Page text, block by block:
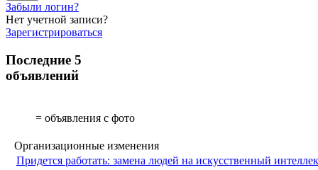
Забыли логин?
Нет учетной записи?
Зарегистрироваться
Последние 5
объявлений
= объявления с фото
Организационные изменения
Придется работать: замена людей на искусственный